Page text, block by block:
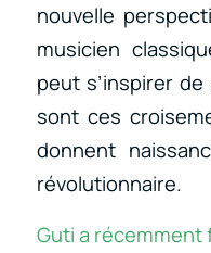
nouvelle
musicien
peut s’inspirer
sont ces
donnent
révolutionnaire.
Guti a récemment